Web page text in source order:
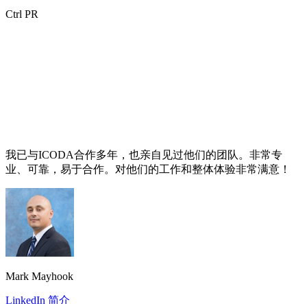
Ctrl PR
我已与ICODA合作多年，也亲自见过他们的团队。非常专
业、可靠，易于合作。对他们的工作和整体体验非常满意！
Mark Mayhook
LinkedIn 简介